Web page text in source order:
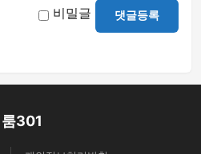
비밀글 댓글등록
룸301